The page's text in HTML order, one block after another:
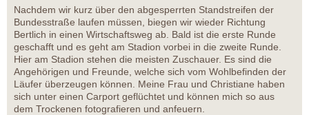
Nachdem wir kurz über den abgesperrten Standstreifen der
Bundesstraße laufen müssen, biegen wir wieder Richtung
Bertlich in einen Wirtschaftsweg ab. Bald ist die erste Runde
geschafft und es geht am Stadion vorbei in die zweite Runde.
Hier am Stadion stehen die meisten Zuschauer. Es sind die
Angehörigen und Freunde, welche sich vom Wohlbefinden der
Läufer überzeugen können. Meine Frau und Christiane haben
sich unter einen Carport geflüchtet und können mich so aus
dem Trockenen fotografieren und anfeuern.